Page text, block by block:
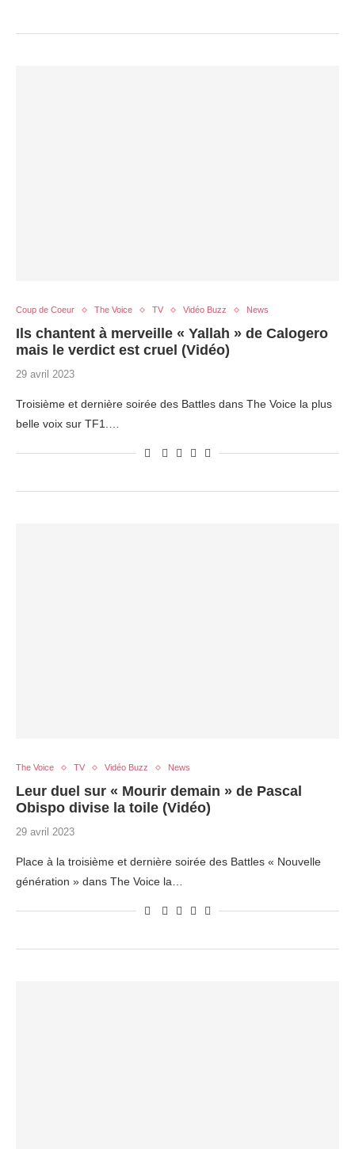
Coup de Coeur The Voice TV Vidéo Buzz News
Ils chantent à merveille « Yallah » de Calogero
mais le verdict est cruel (Vidéo)
29 avril 2023
Troisième et dernière soirée des Battles dans The Voice la plus
belle voix sur TF1.…
The Voice TV Vidéo Buzz News
Leur duel sur « Mourir demain » de Pascal
Obispo divise la toile (Vidéo)
29 avril 2023
Place à la troisième et dernière soirée des Battles « Nouvelle
génération » dans The Voice la…